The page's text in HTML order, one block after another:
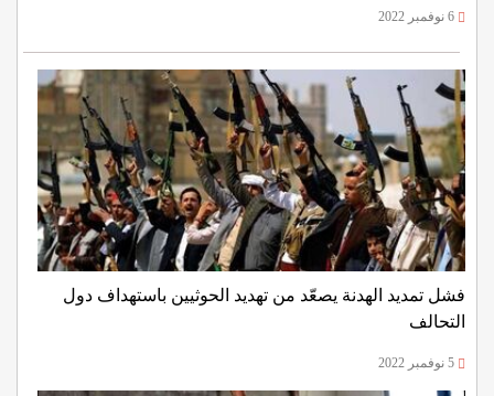
فشل تمديد الهدنة يصعّد من تهديد الحوثيين باستهداف دول
التحالف